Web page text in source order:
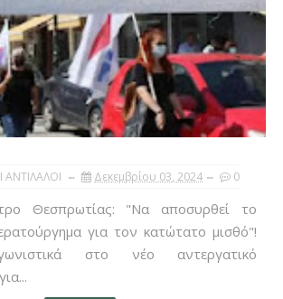
ΑΝΤΙΛΑΛΟΙ Δεκεμβρίου 03, 2024 0
Θεσπρωτίας: "Να αποσυρθεί το
για τον κατώτατο μισθό"!
στο νέο αντεργατικό